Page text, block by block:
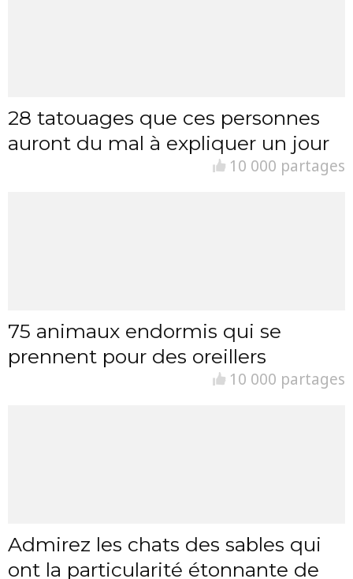
28 tatouages que ces personnes
auront du mal à expliquer un jour
10 000 partages
75 animaux endormis qui se
prennent pour des oreillers
10 000 partages
Admirez les chats des sables qui
ont la particularité étonnante de